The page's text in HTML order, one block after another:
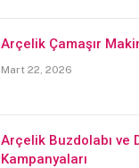
Arçelik Çamaşır
Mart 22, 2026
Arçelik Buzdolabı ve
Kampanyaları